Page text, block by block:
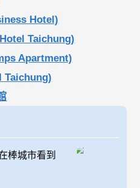
Hotel)
Taichung)
Apartment)
Taichung)
棒城市看到